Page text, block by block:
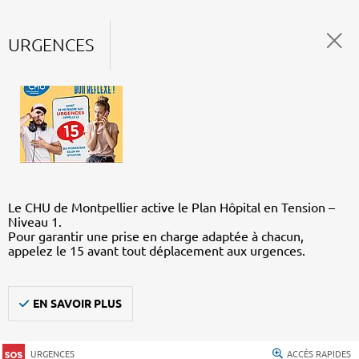
URGENCES
Le CHU de Montpellier active le Plan Hôpital en Tension –
Niveau 1.
Pour garantir une prise en charge adaptée à chacun,
appelez le 15 avant tout déplacement aux urgences.
EN SAVOIR PLUS
URGENCES ACCÈS RAPIDES